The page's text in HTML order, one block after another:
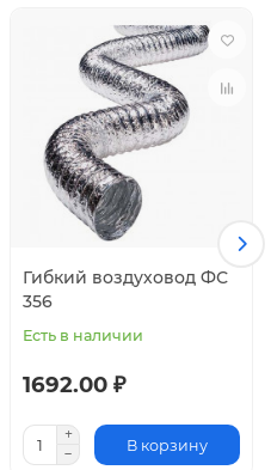
Гибкий воздуховод ФС
356
Есть в наличии
1692.00 ₽
В корзину